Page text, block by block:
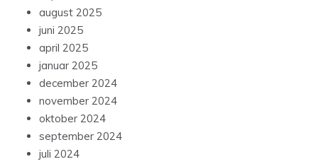
august 2025
juni 2025
april 2025
januar 2025
december 2024
november 2024
oktober 2024
september 2024
juli 2024